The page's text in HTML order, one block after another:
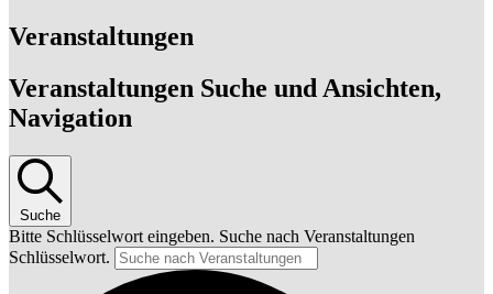
Veranstaltungen
Veranstaltungen Suche und Ansichten,
Navigation
Suche
Bitte Schlüsselwort eingeben. Suche nach Veranstaltungen
Schlüsselwort.